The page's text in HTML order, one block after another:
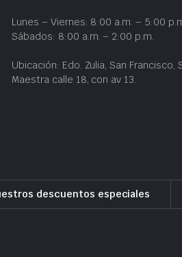
Lunes – Viernes: 8:00 a.m. – 5:00
Sábados: 8:00 a.m. – 2:00 p.m.
Ubicación: Edo. Zulia, San Francisco,
Maestra calle 18, con av 13.
descuentos especiales